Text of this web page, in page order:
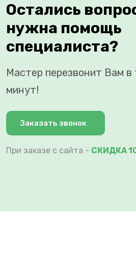
Остались
нужна помощь
специалиста?
Мастер перезвонит Вам в
минут!
Заказать звонок
При заказе с сайта - СКИДКА